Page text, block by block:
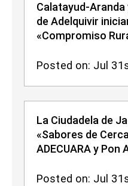
Calatayud-Aranda
de Adelquivir
«Compromiso
Posted on: Jul
La Ciudadela de
«Sabores de
ADECUARA y Pon
Posted on: Jul